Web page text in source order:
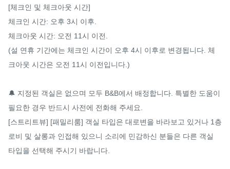
[체크인 및 체크아웃 시간]
체크인 시간: 오후 3시 이후.
체크아웃 시간: 오전 11시 이전.
(설 연휴 기간에는 체크인 시간이 오후 4시 이후로 변경됩니다. 체
크아웃 시간은 오전 11시 이전입니다.)
🔔 지정된 객실은 없으며 모두 B&B에서 배정합니다. 특별한 도움이
필요한 경우 반드시 사전에 전화해 주세요.
[스트리트뷰] [패밀리룸] 객실 타입은 대로변을 바라보고 있거나 1층
로비 및 살롱과 인접해 있으니 소리에 민감하신 분들은 다른 객실
타입을 선택해 주시기 바랍니다.